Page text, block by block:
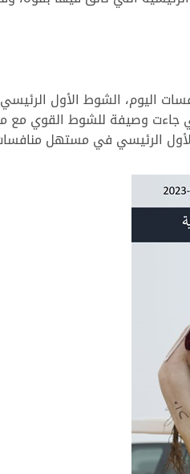
اليوم، الشوط الأول الرئيسي
الشحانية أيضاً والتي جاءت وصيفة للشوط